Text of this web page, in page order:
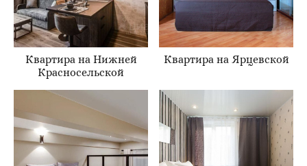
Квартира на Нижней
Красносельской
Квартира на Ярцевской